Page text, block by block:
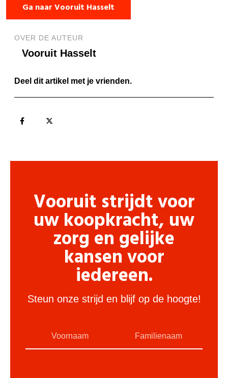
Ga naar Vooruit Hasselt
OVER DE AUTEUR
Vooruit Hasselt
Deel dit artikel met je vrienden.
Vooruit strijdt voor
uw koopkracht, uw
zorg en gelijke
kansen voor
iedereen.
Steun onze strijd en blijf op de hoogte!